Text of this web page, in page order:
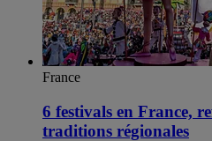
France
6 festivals en France,
traditions régionales